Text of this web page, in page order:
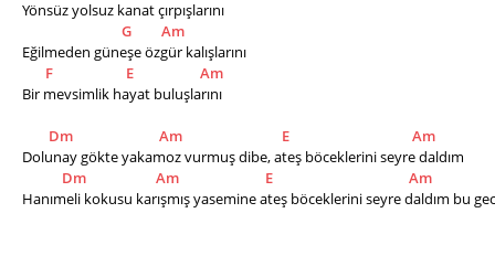
Yönsüz yolsuz kanat çırpışlarını
G
Am
Eğilmeden güneşe özgür kalışlarını
F
E
Am
Bir mevsimlik hayat buluşlarını
Dm Am E
Am
Dolunay gökte yakamoz vurmuş dibe, ateş böceklerini seyre daldım
Dm
Am E
Am
Hanımeli kokusu karışmış yasemine ateş böceklerini seyre daldım bu